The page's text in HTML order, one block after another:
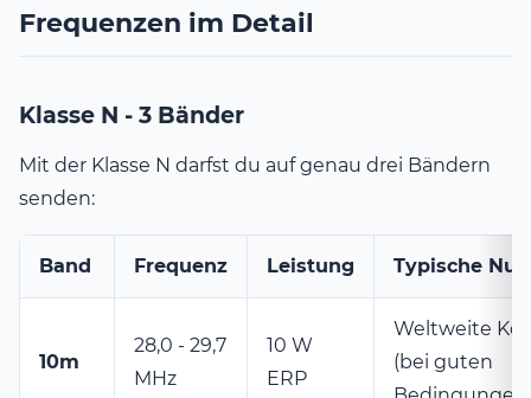
Frequenzen im Detail
Klasse N - 3 Bänder
Mit der Klasse N darfst du auf genau drei Bändern
senden:
Band Frequenz Leistung Typische
10m
28,0 - 29,7
MHz
10 W
ERP
Weltweite
(bei guten